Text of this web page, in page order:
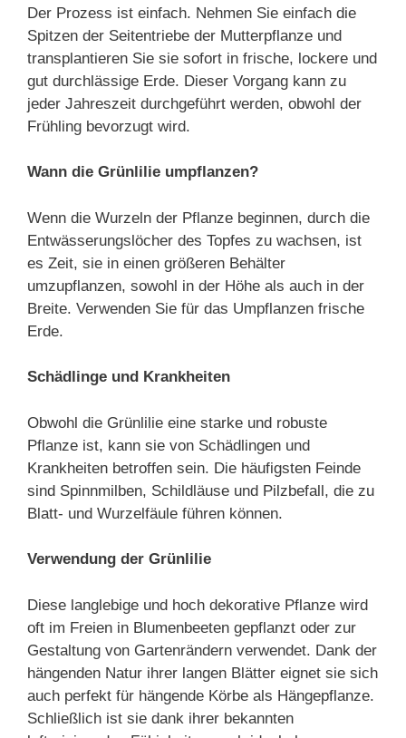
Der Prozess ist einfach. Nehmen Sie einfach die
Spitzen der Seitentriebe der Mutterpflanze und
transplantieren Sie sie sofort in frische, lockere und
gut durchlässige Erde. Dieser Vorgang kann zu
jeder Jahreszeit durchgeführt werden, obwohl der
Frühling bevorzugt wird.
Wann die Grünlilie umpflanzen?
Wenn die Wurzeln der Pflanze beginnen, durch die
Entwässerungslöcher des Topfes zu wachsen, ist
es Zeit, sie in einen größeren Behälter
umzupflanzen, sowohl in der Höhe als auch in der
Breite. Verwenden Sie für das Umpflanzen frische
Erde.
Schädlinge und Krankheiten
Obwohl die Grünlilie eine starke und robuste
Pflanze ist, kann sie von Schädlingen und
Krankheiten betroffen sein. Die häufigsten Feinde
sind Spinnmilben, Schildläuse und Pilzbefall, die zu
Blatt- und Wurzelfäule führen können.
Verwendung der Grünlilie
Diese langlebige und hoch dekorative Pflanze wird
oft im Freien in Blumenbeeten gepflanzt oder zur
Gestaltung von Gartenrändern verwendet. Dank der
hängenden Natur ihrer langen Blätter eignet sie sich
auch perfekt für hängende Körbe als Hängepflanze.
Schließlich ist sie dank ihrer bekannten